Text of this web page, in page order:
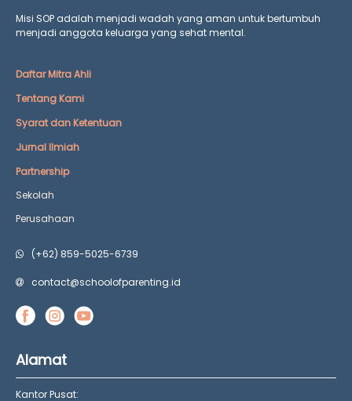
Misi SOP adalah menjadi wadah yang aman untuk bertumbuh
menjadi anggota keluarga yang sehat mental.
Daftar Mitra Ahli
Tentang Kami
Syarat dan Ketentuan
Jurnal Ilmiah
Partnership
Sekolah
Perusahaan
(+62) 859-5025-6739
contact@schoolofparenting.id
Alamat
Kantor Pusat: